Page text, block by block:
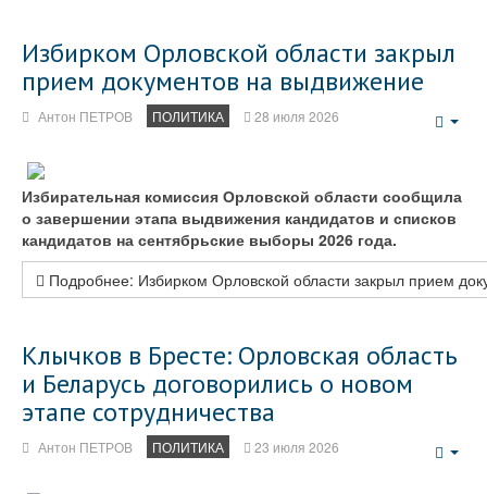
Избирком Орловской области закрыл
прием документов на выдвижение
Антон ПЕТРОВ ПОЛИТИКА 28 июля 2026
Избирательная комиссия Орловской области сообщила
о завершении этапа выдвижения кандидатов и списков
кандидатов на сентябрьские выборы 2026 года.
Подробнее: Избирком Орловской области закрыл прием
Клычков в Бресте: Орловская область
и Беларусь договорились о новом
этапе сотрудничества
Антон ПЕТРОВ ПОЛИТИКА 23 июля 2026